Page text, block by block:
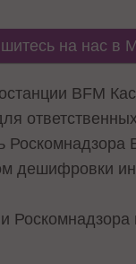
на нас в
BFM
дешифровки